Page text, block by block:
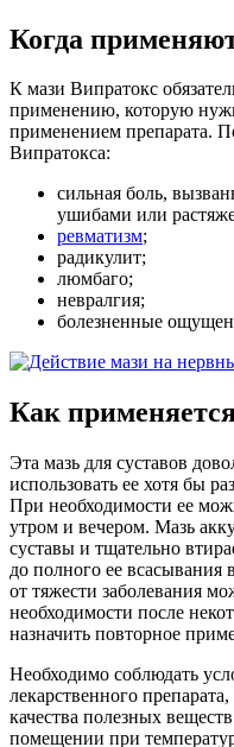
Когда
К мази Випратокс
применению, которую
применением препарата.
Випратокса:
сильная боль,
ушибами или
ревматизм;
радикулит;
люмбаго;
невралгия;
болезненные
Как
Эта мазь для суставов
использовать ее хотя бы
При необходимости ее
утром и вечером. Мазь
суставы и тщательно
до полного ее всасывания
от тяжести заболевания
необходимости после
назначить повторное
Необходимо соблюдать
лекарственного
качества полезных
помещении при